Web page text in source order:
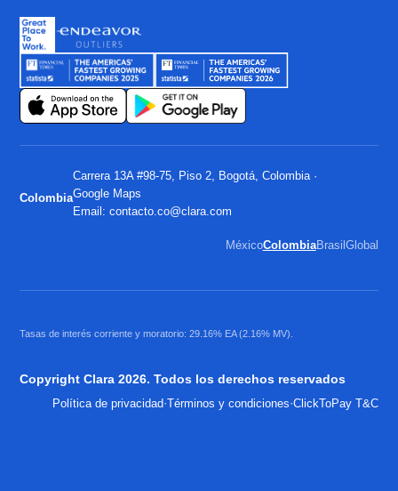
Colombia
Carrera 13A #98-75, Piso 2, Bogotá, Colombia ·
Google Maps
Email:contacto.co@clara.com
MéxicoColombiaBrasil Global
Tasas de interés corriente y moratorio: 29.16% EA (2.16% MV).
Copyright Clara 2026. Todos los derechos reservados
Política de privacidad·Términos y condiciones·ClickToPay T&C